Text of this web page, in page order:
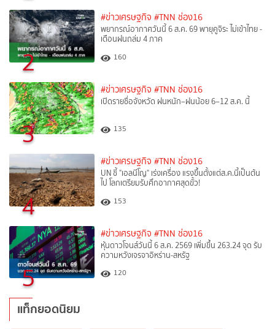
2
#ข่าวเศรษฐกิจ #TNN ช่อง16
พยากรณ์อากาศวันนี้ 6 ส.ค. 69 พายุคูจิระ ไม่เข้าไทย -
เตือนฝนถล่ม 4 ภาค
160
3
#ข่าวเศรษฐกิจ #TNN ช่อง16
เปิดรายชื่อจังหวัด ฝนหนัก–ฝนน้อย 6–12 ส.ค. นี้
135
4
#ข่าวเศรษฐกิจ #TNN ช่อง16
UN ชี้ "เอลนีโญ" เร่งเครื่อง แรงขึ้นตั้งแต่ส.ค.นี้เป็นต้น
ไป โลกเตรียมรับศึกอากาศสุดขั้ว!
153
5
#ข่าวเศรษฐกิจ #TNN ช่อง16
หุ้นดาวโจนส์วันนี้ 6 ส.ค. 2569 เพิ่มขึ้น 263.24 จุด รับ
ความหวังเจรจาอิหร่าน-สหรัฐ
120
แท็กยอดนิยม